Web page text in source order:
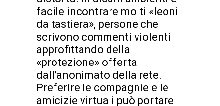
facile incontrare molti «leoni
da tastiera», persone che
scrivono commenti violenti
approfittando della
«protezione» offerta
dall’anonimato della rete.
Preferire le compagnie e le
amicizie virtuali può portare